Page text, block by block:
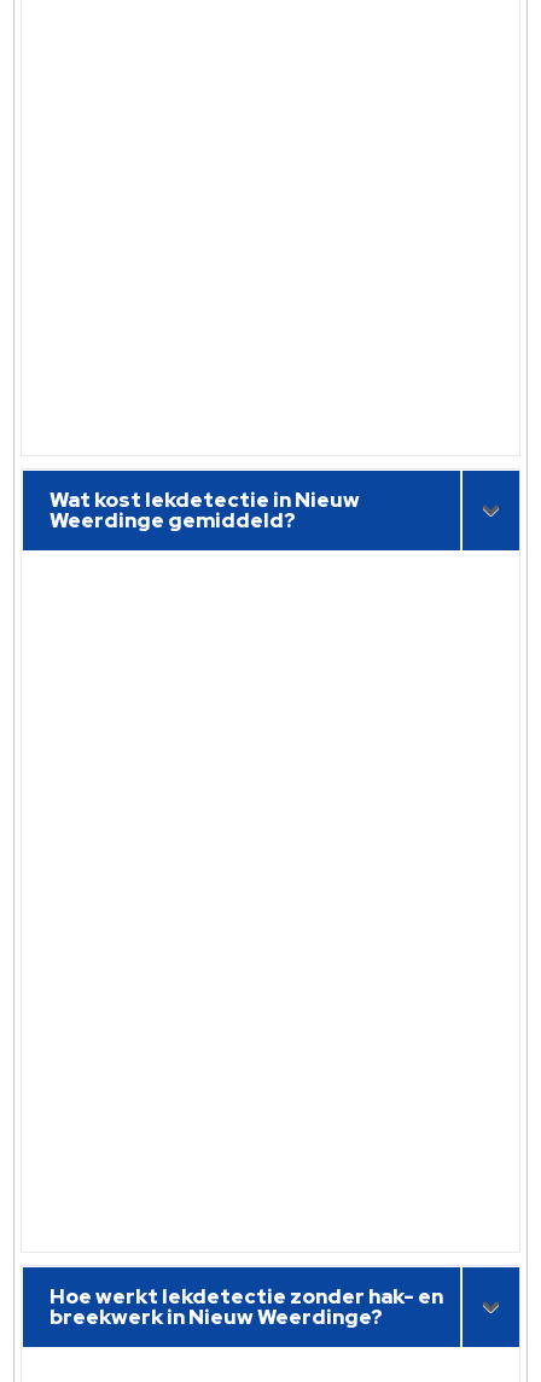
Wat kost lekdetectie in Nieuw
Weerdinge gemiddeld?
Hoe werkt lekdetectie zonder hak- en
breekwerk in Nieuw Weerdinge?